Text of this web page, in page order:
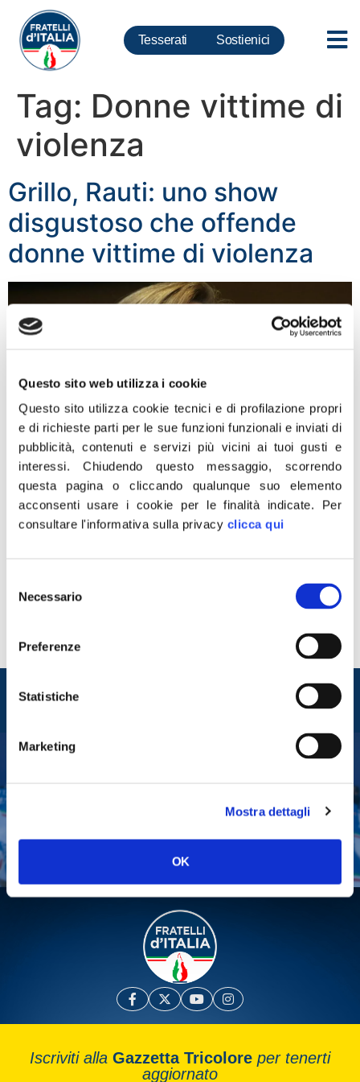
Questo sito web utilizza i cookie
Questo sito utilizza cookie tecnici e di profilazione propri
e di richieste parti per le sue funzioni funzionali e inviati di
pubblicità, contenuti e servizi più vicini ai tuoi gusti e
interessi.Chiudendo questo messaggio, scorrendo
questa pagina o cliccando qualunque suo elemento
acconsenti usare i cookie per le finalità indicate. Per
consultare l'informativa sulla privacy clicca qui
delNecessario
Preferenze
Statistiche
Marketing
Mostra dettagli
OK
Tesserati Sostienici
Tag: Donne vittime di
violenza
Grillo, Rauti: uno show
disgustoso che offende
donne vittime di violenza
“Grillo mi fa schifo! Qui la politica non c’entra. Fa schifo
maledice i processi mediatici, ed insulta volgarmente la
presunta vittima di violenza sessuale, mettendola alla
[…]
Entra nel mondo di
Fai una donazione
Leggi la Gazzetta Tricolore
Iscriviti alla Gazzetta Tricolore per tenerti
aggiornato